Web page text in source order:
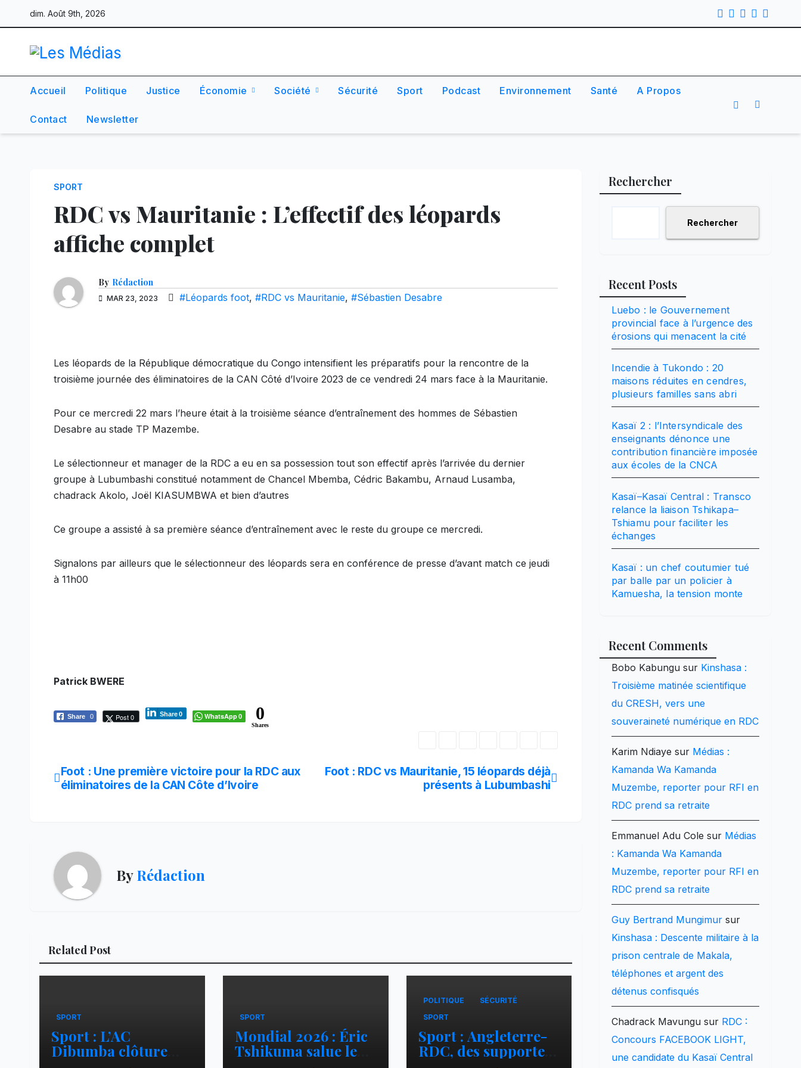
to
content
dim. Août 9th, 2026
Accueil Politique Justice Économie Société Sécurité Sport Podcast Environnement Santé A Propos
Contact Newsletter
SPORT
RDC vs Mauritanie : L’effectif des léopards
affiche complet
By Rédaction
MAR 23, 2023 #Léopards foot, #RDC vs Mauritanie, #Sébastien Desabre
Les léopards de la République démocratique du Congo intensifient les préparatifs pour la rencontre de la
troisième journée des éliminatoires de la CAN Côté d’Ivoire 2023 de ce vendredi 24 mars face à la Mauritanie.
Pour ce mercredi 22 mars l’heure était à la troisième séance d’entraînement des hommes de Sébastien
Desabre au stade TP Mazembe.
Le sélectionneur et manager de la RDC a eu en sa possession tout son effectif après l’arrivée du dernier
groupe à Lubumbashi constitué notamment de Chancel Mbemba, Cédric Bakambu, Arnaud Lusamba,
chadrack Akolo, Joël KIASUMBWA et bien d’autres
Ce groupe a assisté à sa première séance d’entraînement avec le reste du groupe ce mercredi.
Signalons par ailleurs que le sélectionneur des léopards sera en conférence de presse d’avant match ce jeudi
à 11h00
Patrick BWERE
Share 0 Post 0 Share0 WhatsApp0 0
Shares
Navigation
Foot : RDC vs Mauritanie, 15 léopards déjà
présents à Lubumbashi
Foot : Une première victoire pour la RDC aux
éliminatoires de la CAN Côte d’Ivoire
ByRédaction
Related Post
SPORT
Sport : L’AC
Dibumba clôture
SPORT
Mondial 2026 : Éric
Tshikuma salue le
POLITIQUE
SÉCURITÉ
SPORT
Sport : Angleterre-
RDC, des supporters
Rechercher
Rechercher
Recent Posts
Luebo : le Gouvernement
provincial face à l’urgence des
érosions qui menacent la cité
Incendie à Tukondo : 20
maisons réduites en cendres,
plusieurs familles sans abri
Kasaï 2 : l’Intersyndicale des
enseignants dénonce une
contribution financière imposée
aux écoles de la CNCA
Kasaï–Kasaï Central : Transco
relance la liaison Tshikapa–
Tshiamu pour faciliter les
échanges
Kasaï : un chef coutumier tué
par balle par un policier à
Kamuesha, la tension monte
Recent Comments
Bobo Kabungusur Kinshasa :
Troisième matinée scientifique
du CRESH, vers une
souveraineté numérique en RDC
Karim Ndiaye sur Médias :
Kamanda Wa Kamanda
Muzembe, reporter pour RFI en
RDC prend sa retraite
Emmanuel Adu Cole sur Médias
: Kamanda Wa Kamanda
Muzembe, reporter pour RFI en
RDC prend sa retraite
Guy Bertrand Mungimursur
Kinshasa : Descente militaire à la
prison centrale de Makala,
téléphones et argent des
détenus confisqués
Chadrack Mavungusur RDC :
Concours FACEBOOK LIGHT,
une candidate du Kasaï Central